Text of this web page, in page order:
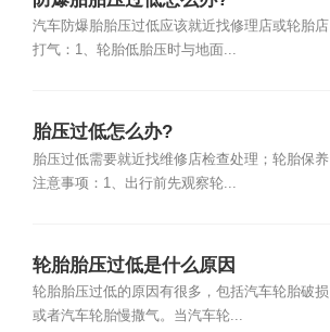
汽车防爆胎胎压过低应该就近找修理店或轮胎店
打气：1、轮胎低胎压时与地面...
胎压过低怎么办?
胎压过低需要就近找维修店检查处理；轮胎保养
注意事项：1、出行前先观察轮...
轮胎胎压过低是什么原因
轮胎胎压过低的原因有很多，包括汽车轮胎破损
或者汽车轮胎慢撒气。当汽车轮...